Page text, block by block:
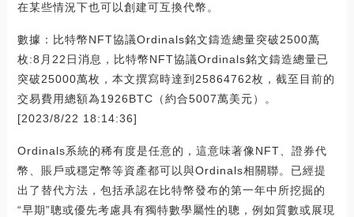
在某些情況下也可以創建可互換代幣。
數據：比特幣NFT協議Ordinals銘文鑄造總量突破2500萬
枚:8月22日消息，比特幣NFT協議Ordinals銘文鑄造總量已
突破25000萬枚，本文撰寫時達到25864762枚，截至目前的
交易費用總額為1926BTC（約合5007萬美元）。
[2023/8/22 18:14:36]
Ordinals系統的稀有度是任意的，這意味著像NFT、證券代
幣、賬戶或穩定幣等資產都可以與Ordinals相關聯。已經提
出了替代方法，包括承認在比特幣發布的第一年中所挖掘的
“早期”聰或優先考慮具有獨特數學屬性的聰，例如質數或展現